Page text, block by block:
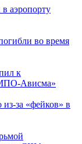
аэропорту
во время
к
Ависма»
из-за «фейков» в